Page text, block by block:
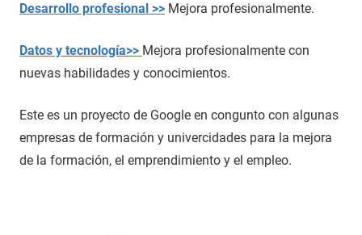
Desarrollo profesional >> Mejora profesionalmente.
Datos y tecnología>> Mejora profesionalmente con
nuevas habilidades y conocimientos.
Este es un proyecto de Google en congunto con algunas
empresas de formación y univercidades para la mejora
de la formación, el emprendimiento y el empleo.